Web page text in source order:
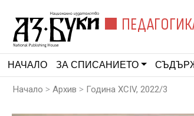
НАЧАЛО ЗА СПИСАНИЕТО
Начало > Архив > Година XCIV, 2022/3